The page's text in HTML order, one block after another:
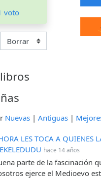
voto
Nuevas | Antiguas |
LES TOCA A QUIENES
hace 14 años
parte de la fascinación
ejerce el Medioevo